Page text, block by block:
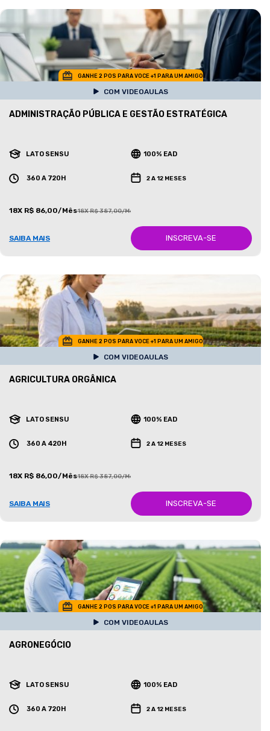
GANHE 2 POS PARA VOCE +1 PARA UM AMIGO
COM VIDEOAULAS
ADMINISTRAÇÃO PÚBLICA E GESTÃO ESTRATÉGICA
LATO SENSU 100% EAD
360 A 720H 2 A 12 MESES
18X R$ 86,00/Mês18X R$ 387,00/Mês
SAIBA MAIS INSCREVA-SE
GANHE 2 POS PARA VOCE +1 PARA UM AMIGO
COM VIDEOAULAS
AGRICULTURA ORGÂNICA
LATO SENSU 100% EAD
360 A 420H 2 A 12 MESES
18X R$ 86,00/Mês18X R$ 387,00/Mês
SAIBA MAIS INSCREVA-SE
GANHE 2 POS PARA VOCE +1 PARA UM AMIGO
COM VIDEOAULAS
AGRONEGÓCIO
LATO SENSU 100% EAD
360 A 720H 2 A 12 MESES